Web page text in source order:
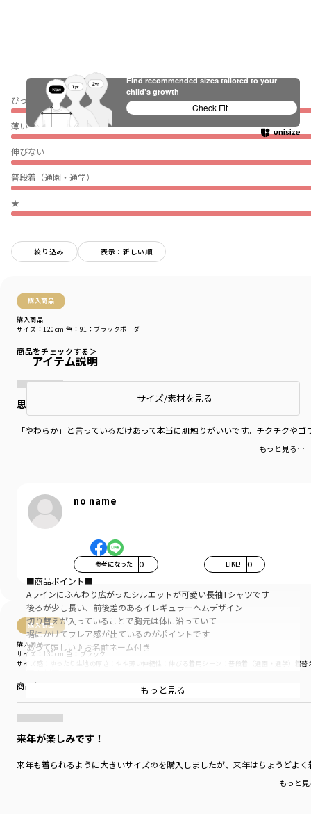
ぴったり
薄い
伸びない
普段着（通園・通学）
★
絞り込み 表示：新しい順
購入商品
購入商品
サイズ：120cm 色：91：ブラックボーダー
商品をチェックする＞
思った以上にやわらか
「やわらか」と言っているだけあって本当に肌触りがいいです。チクチクや
もっと見る…
no name
参考になった 0 LIKE! 0
購入商品
購入商品
サイズ感 ：ゆったり 生地の厚さ ：やや薄い 伸縮性 ：伸びる 着用シーン ：普段着（通園・通学） 着替
サイズ：130cm色：ブラック
商品をチェックする＞
来年が楽しみです！
来年も着られるように大きいサイズのを購入しましたが、来年はちょうどよ
もっと
アイテム説明
サイズ/素材を見る
■商品ポイント■
Aラインにふんわり広がったシルエットが可愛い長袖Tシャツです
後ろが少し長い、前後差のあるイレギュラーヘムデザイン
切り替えが入っていることで胸元は体に沿っていて
裾にかけてフレア感が出ているのがポイントです
あって嬉しい♪お名前ネーム付き
通気性と速乾性に優れ、シワになりにくいポリエステルと、
肌触りと質感が魅力の綿の特徴を併せ持った天竺生地
■DRCbranshesとは？■
Relax…力を抜いて、くつろぐ
もっと見る
Find recommended sizes tailored to your
child's growth
Check Fit